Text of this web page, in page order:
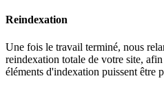
Reindexation
Une fois le travail terminé, nous
reindexation totale de votre site,
éléments d'indexation puissent être